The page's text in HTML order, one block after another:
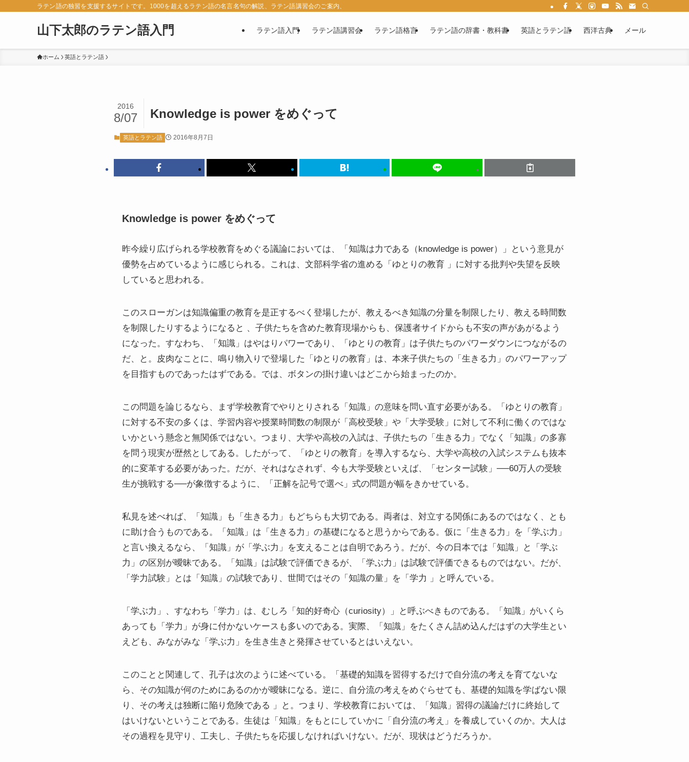
ラテン語の独習を支援するサイトです。1000を超えるラテン語の名言名句の解説、ラテン語講習会のご案内、西洋古典の紹介など、ラテン語に関する情報満載です。ラテン語文法を学べば、あなたもカエサルやウェルギリウスの作
山下太郎のラテン語入門 ラテン語入門 ラテン語講習会 ラテン語格言 ラテン語の辞書・教科書 英語とラテン語 西洋古典 メール
ホーム 英語とラテン語
Knowledge is power をめぐって
2016
8/07
英語とラテン語 2016年8月7日
Knowledge is power をめぐって
昨今繰り広げられる学校教育をめぐる議論においては、「知識は力である（knowledge is power）」という意見が
優勢を占めているように感じられる。これは、文部科学省の進める「ゆとりの教育 」に対する批判や失望を反映
していると思われる。
このスローガンは知識偏重の教育を是正するべく登場したが、教えるべき知識の分量を制限したり、教える時間数
を制限したりするようになると 、子供たちを含めた教育現場からも、保護者サイドからも不安の声があがるよう
になった。すなわち、「知識」はやはりパワーであり、「ゆとりの教育」は子供たちのパワーダウンにつながるの
だ、と。皮肉なことに、鳴り物入りで登場した「ゆとりの教育」は、本来子供たちの「生きる力」のパワーアップ
を目指すものであったはずである。では、ボタンの掛け違いはどこから始まったのか。
この問題を論じるなら、まず学校教育でやりとりされる「知識」の意味を問い直す必要がある。「ゆとりの教育」
に対する不安の多くは、学習内容や授業時間数の制限が「高校受験」や「大学受験」に対して不利に働くのではな
いかという懸念と無関係ではない。つまり、大学や高校の入試は、子供たちの「生きる力」でなく「知識」の多寡
を問う現実が歴然としてある。したがって、「ゆとりの教育」を導入するなら、大学や高校の入試システムも抜本
的に変革する必要があった。だが、それはなされず、今も大学受験といえば、「センター試験」──60万人の受験
生が挑戦する──が象徴するように、「正解を記号で選べ」式の問題が幅をきかせている。
私見を述べれば、「知識」も「生きる力」もどちらも大切である。両者は、対立する関係にあるのではなく、とも
に助け合うものである。「知識」は「生きる力」の基礎になると思うからである。仮に「生きる力」を「学ぶ力」
と言い換えるなら、「知識」が「学ぶ力」を支えることは自明であろう。だが、今の日本では「知識」と「学ぶ
力」の区別が曖昧である。「知識」は試験で評価できるが、「学ぶ力」は試験で評価できるものではない。だが、
「学力試験」とは「知識」の試験であり、世間ではその「知識の量」を「学力 」と呼んでいる。
「学ぶ力」、すなわち「学力」は、むしろ「知的好奇心（curiosity）」と呼ぶべきものである。「知識」がいくら
あっても「学力」が身に付かないケースも多いのである。実際、「知識」をたくさん詰め込んだはずの大学生とい
えども、みながみな「学ぶ力」を生き生きと発揮させているとはいえない。
このことと関連して、孔子は次のように述べている。「基礎的知識を習得するだけで自分流の考えを育てないな
ら、その知識が何のためにあるのかが曖昧になる。逆に、自分流の考えをめぐらせても、基礎的知識を学ばない限
り、その考えは独断に陥り危険である 」と。つまり、学校教育においては、「知識」習得の議論だけに終始して
はいけないということである。生徒は「知識」をもとにしていかに「自分流の考え」を養成していくのか。大人は
その過程を見守り、工夫し、子供たちを応援しなければいけない。だが、現状はどうだろうか。